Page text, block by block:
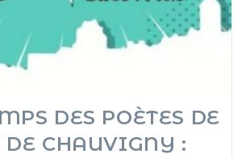
DES POÈTES DE
CHAUVIGNY :